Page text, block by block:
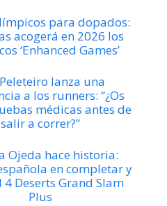
para dopados:
acogerá en 2026 los
‘Enhanced Games’
lanza una
a los runners: “¿Os
médicas antes de
salir a correr?”
Ojeda hace historia:
en completar y
4 Deserts Grand Slam
Plus